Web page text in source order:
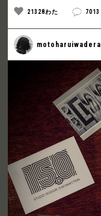
21328わた 7013
motoharuiwadera